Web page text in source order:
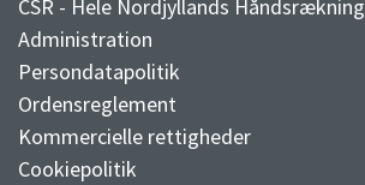
CSR - Hele Nordjyllands Håndsrækning
Administration
Persondatapolitik
Ordensreglement
Kommercielle rettigheder
Cookiepolitik